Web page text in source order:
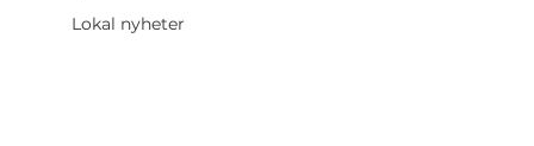
Lokal nyheter